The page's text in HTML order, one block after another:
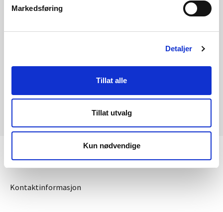
Markedsføring
Detaljer
Tillat alle
Tillat utvalg
Kun nødvendige
KONTAKT OSS
Kontaktinformasjon